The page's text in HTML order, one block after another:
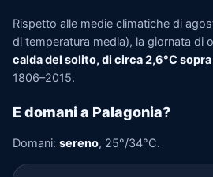
Rispetto alle medie climatiche di
di temperatura media), la giornata di
calda del solito, di circa 2,6°C sopra
1806–2015.
E domani a Palagonia?
Domani: sereno, 25°/34°C.